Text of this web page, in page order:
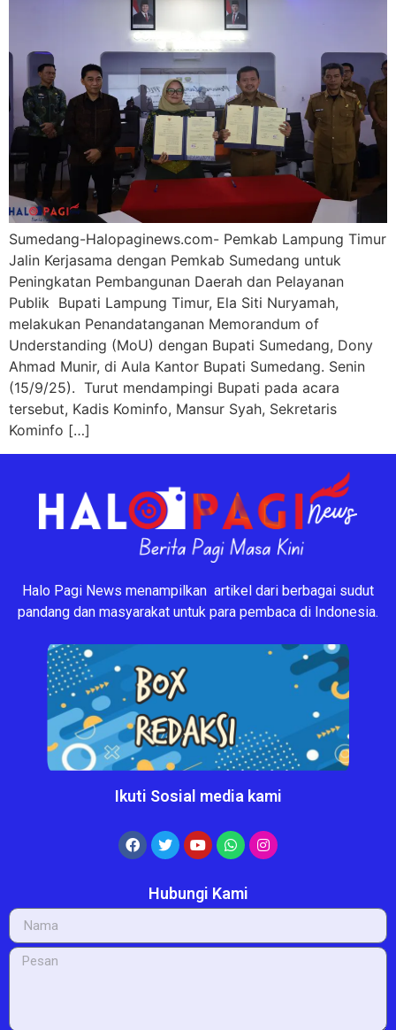
‎Sumedang-Halopaginews.com- Pemkab Lampung Timur
Jalin Kerjasama dengan Pemkab Sumedang untuk
Peningkatan Pembangunan Daerah dan Pelayanan
Publik ‎ Bupati Lampung Timur, Ela Siti Nuryamah,
melakukan Penandatanganan Memorandum of
Understanding (MoU) dengan Bupati Sumedang, Dony
Ahmad Munir, di Aula Kantor Bupati Sumedang. Senin
(15/9/25). ‎ ‎Turut mendampingi Bupati pada acara
tersebut, Kadis Kominfo, Mansur Syah, Sekretaris
Kominfo […]
Halo Pagi News menampilkan artikel dari berbagai sudut
pandang dan masyarakat untuk para pembaca di Indonesia.
Ikuti Sosial media kami
Hubungi Kami